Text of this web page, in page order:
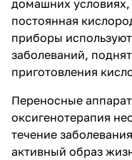
домашних условиях,
постоянная
приборы
заболеваний,
приготовления
Переносные
оксигенотерапия
течение
активный образ